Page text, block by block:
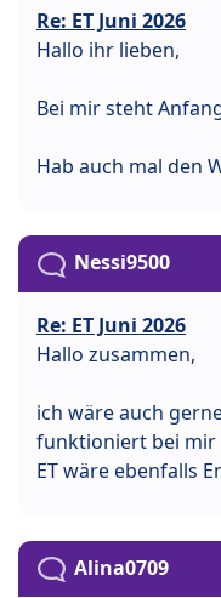
Re: ET Juni 2026
Hallo ihr lieben,
Bei mir steht
Hab auch mal den
Nessi9500
Re: ET Juni 2026
Hallo zusammen,
ich wäre auch
funktioniert bei mir
ET wäre ebenfalls
Alina0709